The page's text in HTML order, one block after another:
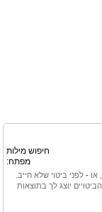
חיפוש מילות
מפתח:
או - לפני ביטוי שלא חייב.
יוצג לך בתוצאות